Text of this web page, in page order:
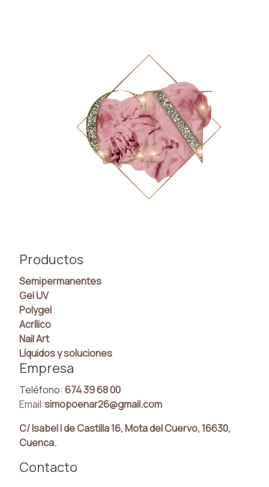
Productos
Semipermanentes
Gel UV
Polygel
Acrílico
Nail Art
Líquidos y soluciones
Empresa
Teléfono: 674 39 68 00
Email:simopoenar26@gmail.com
C/ Isabel I de Castilla 16, Mota del Cuervo, 16630,
Cuenca.
Contacto